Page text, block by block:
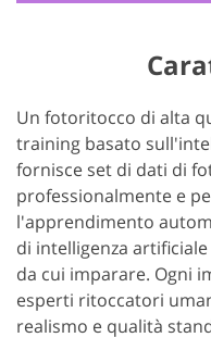
Un fotoritocco di alta
training basato
fornisce set di dati di
professionalmente e
l'apprendimento
di intelligenza
da cui imparare. Ogni
esperti ritoccatori
realismo e qualità